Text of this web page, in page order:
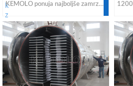
KEMOLO ponuja najboljše zamrzovalne sušilnike za živila, ki so 100% naravne, brez aditivov in konzervansov, ki ohranjajo 99% hranilne vrednosti, barve, okusa in oblike. Poceni zamrzovalni sušilnik hrane za komercialni obrat za sušenje z zamrzovanjem v industrijskem obsegu naprodaj, kontaktirajte nas za nakup zamrzovalnega sušilnika hrane 1000 kg s tovarniško ceno in 2 leti garancije.